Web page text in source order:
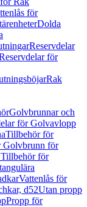
för
Dolda
Reservdelar
för
Rak
Golvbrunnar och
för Golvavlopp
Tillbehör för
Golvbrunn för
för
Vattenlås för
d52Utan propp
Propp för